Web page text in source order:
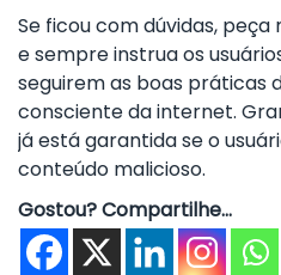
Se ficou com dúvidas,
e sempre instrua os
seguirem as boas práticas
consciente da internet.
já está garantida se o
conteúdo malicioso.
Gostou? Compartilhe...